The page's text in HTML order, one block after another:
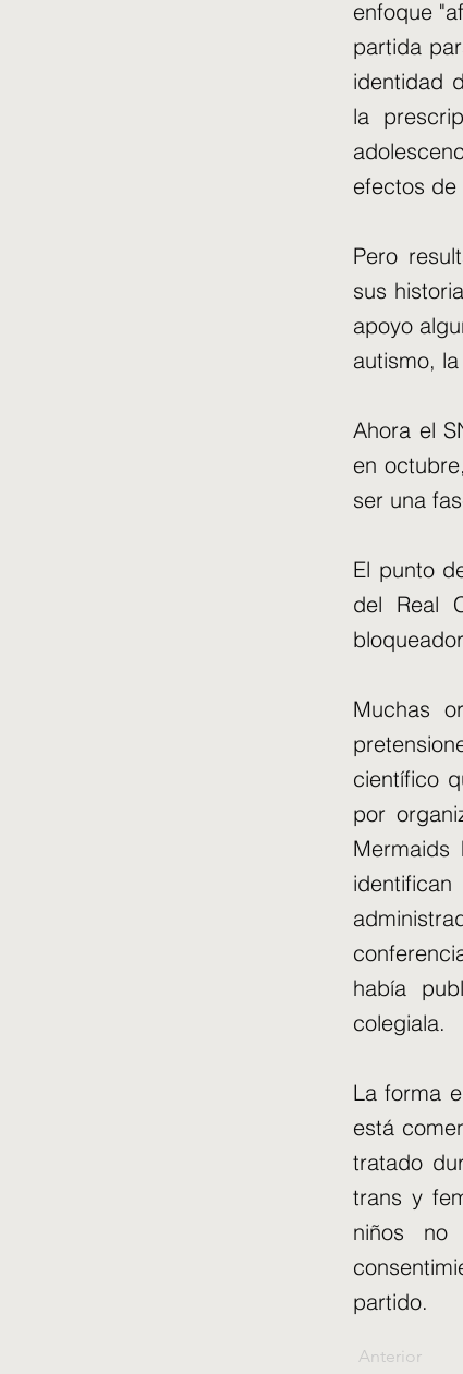
enfoque
partida
identidad
la
efectos de
Pero
sus
apoyo
autismo,
Ahora el
en
ser una
El punto
del Real
Muchas
científico
por
había
colegiala.
La forma
está
tratado
trans y
niños no
partido.
Anterior